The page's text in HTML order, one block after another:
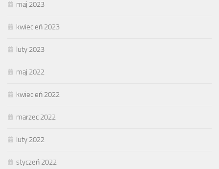
maj 2023
kwiecień 2023
luty 2023
maj 2022
kwiecień 2022
marzec 2022
luty 2022
styczeń 2022